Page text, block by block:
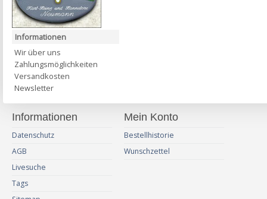
Informationen
Wir über uns
Zahlungsmöglichkeiten
Versandkosten
Newsletter
Informationen
Datenschutz
AGB
Livesuche
Tags
Mein Konto
Bestellhistorie
Wunschzettel